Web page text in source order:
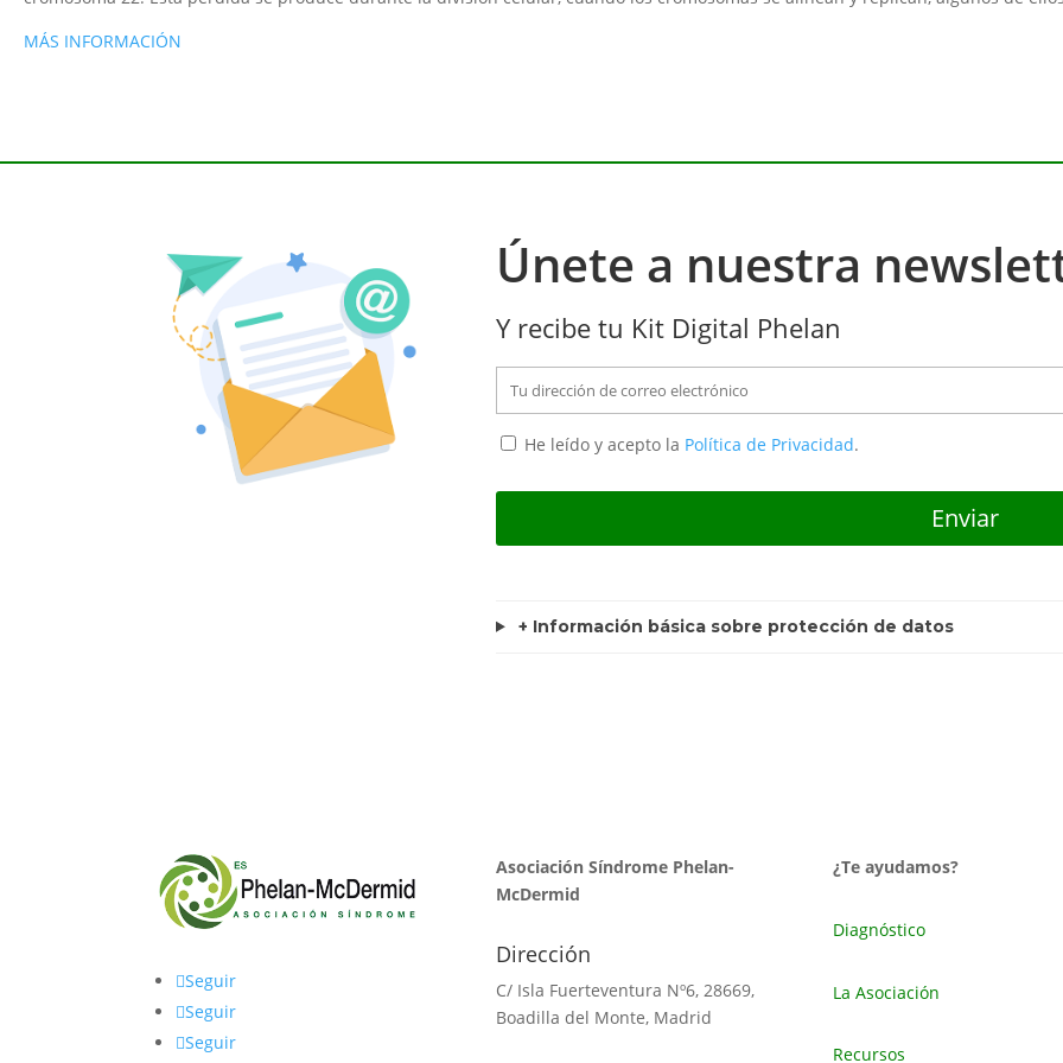
MÁS INFORMACIÓN
Únete a nuestra
Y recibe tu Kit Digital Phelan
He leído y acepto la Política de Privacidad.
+ Información básica sobre protección de datos
Seguir
Seguir
Seguir
Asociación Síndrome Phelan-
McDermid
Dirección
C/ Isla Fuerteventura Nº6, 28669,
Boadilla del Monte, Madrid
¿Te ayudamos?
Diagnóstico
La Asociación
Recursos